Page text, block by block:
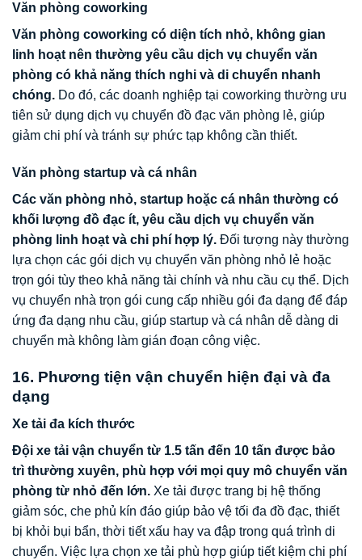
Văn phòng coworking
Văn phòng coworking có diện tích nhỏ, không gian
linh hoạt nên thường yêu cầu dịch vụ chuyển văn
phòng có khả năng thích nghi và di chuyển nhanh
chóng. Do đó, các doanh nghiệp tại coworking thường ưu
tiên sử dụng dịch vụ chuyển đồ đạc văn phòng lẻ, giúp
giảm chi phí và tránh sự phức tạp không cần thiết.
Văn phòng startup và cá nhân
Các văn phòng nhỏ, startup hoặc cá nhân thường có
khối lượng đồ đạc ít, yêu cầu dịch vụ chuyển văn
phòng linh hoạt và chi phí hợp lý. Đối tượng này thường
lựa chọn các gói dịch vụ chuyển văn phòng nhỏ lẻ hoặc
trọn gói tùy theo khả năng tài chính và nhu cầu cụ thể. Dịch
vụ chuyển nhà trọn gói cung cấp nhiều gói đa dạng để đáp
ứng đa dạng nhu cầu, giúp startup và cá nhân dễ dàng di
chuyển mà không làm gián đoạn công việc.
16. Phương tiện vận chuyển hiện đại và đa
dạng
Xe tải đa kích thước
Đội xe tải vận chuyển từ 1.5 tấn đến 10 tấn được bảo
trì thường xuyên, phù hợp với mọi quy mô chuyển văn
phòng từ nhỏ đến lớn. Xe tải được trang bị hệ thống
giảm sóc, che phủ kín đáo giúp bảo vệ tối đa đồ đạc, thiết
bị khỏi bụi bẩn, thời tiết xấu hay va đập trong quá trình di
chuyển. Việc lựa chọn xe tải phù hợp giúp tiết kiệm chi phí